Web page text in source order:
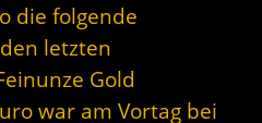
die folgende
letzten
Gold
war am Vortag bei